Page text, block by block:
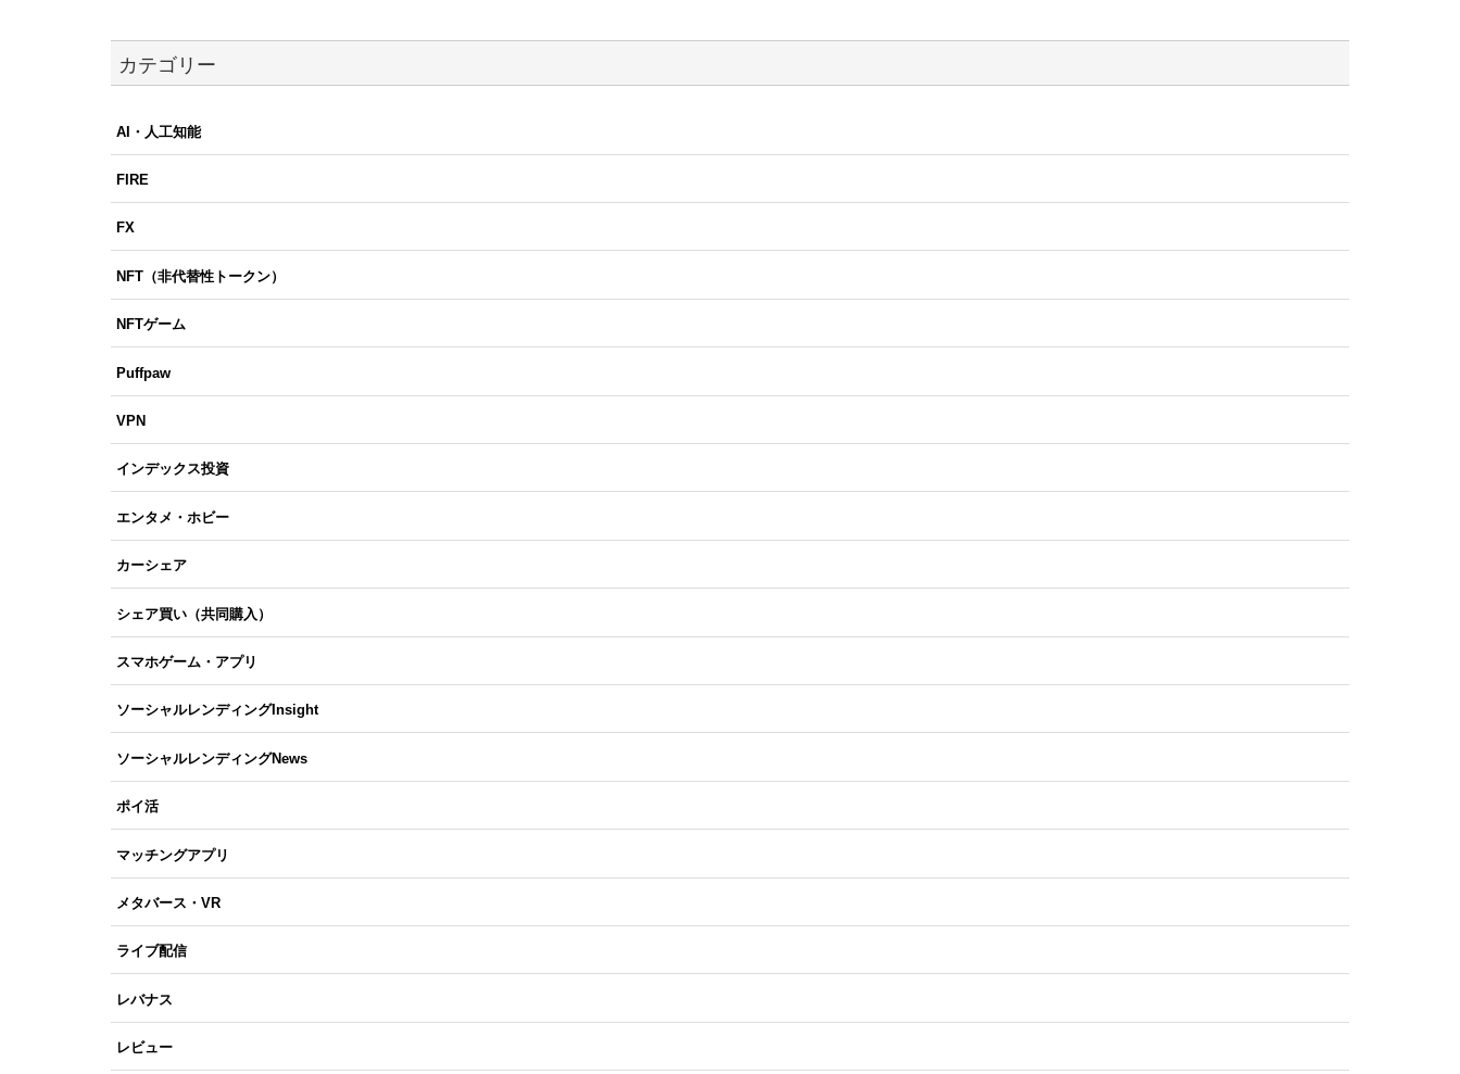
カテゴリー
AI・人工知能
FIRE
FX
NFT（非代替性トークン）
NFTゲーム
Puffpaw
VPN
インデックス投資
エンタメ・ホビー
カーシェア
シェア買い（共同購入）
スマホゲーム・アプリ
ソーシャルレンディングInsight
ソーシャルレンディングNews
ポイ活
マッチングアプリ
メタバース・VR
ライブ配信
レバナス
レビュー